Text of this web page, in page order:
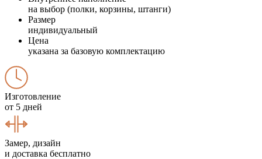
на выбор (полки, корзины, штанги)
Размер
индивидуальный
Цена
указана за базовую комплектацию
Изготовление
от 5 дней
Замер, дизайн
и доставка бесплатно